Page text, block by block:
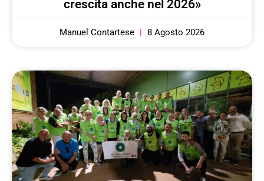
crescita anche nel 2026»
Manuel Contartese 8 Agosto 2026